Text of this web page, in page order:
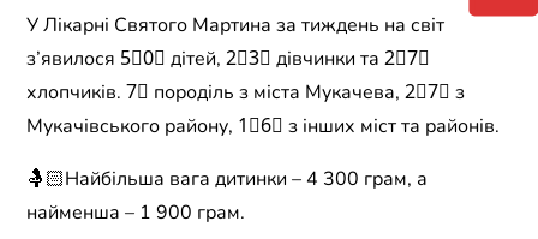
У Лікарні Святого Мартина за тиждень на світ
з’явилося 5⃣0⃣ дітей, 2⃣3⃣ дівчинки та 2⃣7⃣
хлопчиків. 7⃣ породіль з міста Мукачева, 2⃣7⃣ з
Мукачівського району, 1⃣6⃣ з інших міст та районів.
🤱🏻Найбільша вага дитинки – 4 300 грам, а
найменша – 1 900 грам.